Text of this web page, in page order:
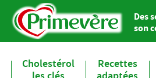
Des
son
Cholestérol
les clés
Recettes
adaptées